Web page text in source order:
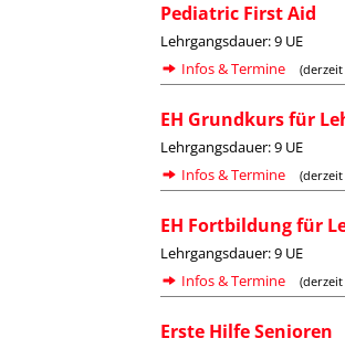
Pediatric First Aid
Lehrgangsdauer: 9 UE
Infos & Termine
EH Grundkurs für
Lehrgangsdauer: 9 UE
Infos & Termine
EH Fortbildung für
Lehrgangsdauer: 9 UE
Infos & Termine
Erste Hilfe Senioren